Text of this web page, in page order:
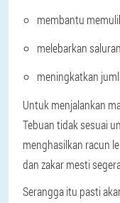
membantu
melebarkan
meningkatkan
Untuk menjalankan
Tebuan tidak sesuai
menghasilkan racun
dan zakar mesti
Serangga itu pasti